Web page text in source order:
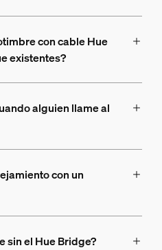
con cable Hue
existentes?
alguien llame al
con un
sin el Hue Bridge?